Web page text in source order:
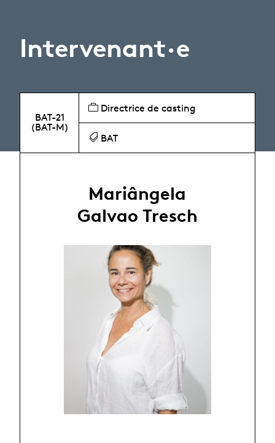
Intervenant·e
BAT-21
(BAT-M)
Directrice de casting
BAT
Mariângela
Galvao Tresch